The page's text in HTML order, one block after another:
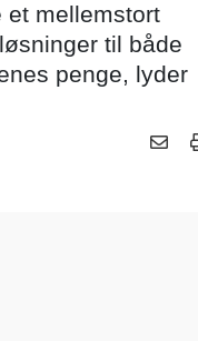
mellemstort
til både
penge, lyder